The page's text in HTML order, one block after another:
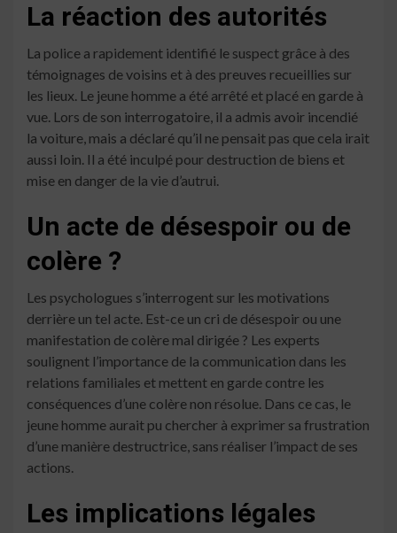
La réaction des autorités
La police a rapidement identifié le suspect grâce à des
témoignages de voisins et à des preuves recueillies sur
les lieux. Le jeune homme a été arrêté et placé en garde à
vue. Lors de son interrogatoire, il a admis avoir incendié
la voiture, mais a déclaré qu’il ne pensait pas que cela irait
aussi loin. Il a été inculpé pour destruction de biens et
mise en danger de la vie d’autrui.
Un acte de désespoir ou de
colère ?
Les psychologues s’interrogent sur les motivations
derrière un tel acte. Est-ce un cri de désespoir ou une
manifestation de colère mal dirigée ? Les experts
soulignent l’importance de la communication dans les
relations familiales et mettent en garde contre les
conséquences d’une colère non résolue. Dans ce cas, le
jeune homme aurait pu chercher à exprimer sa frustration
d’une manière destructrice, sans réaliser l’impact de ses
actions.
Les implications légales